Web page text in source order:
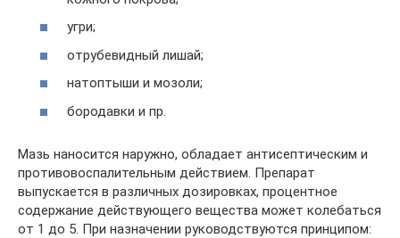
угри;
отрубевидный лишай;
натоптыши и мозоли;
бородавки и пр.
Мазь наносится наружно, обладает антисептическим и
противовоспалительным действием. Препарат
выпускается в различных дозировках, процентное
содержание действующего вещества может колебаться
от 1 до 5. При назначении руководствуются принципом: